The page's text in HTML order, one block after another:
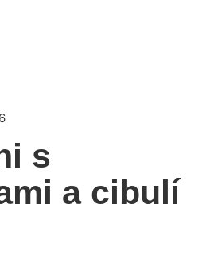
s
a cibulí